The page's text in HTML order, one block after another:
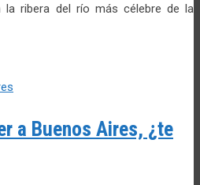
la ribera del río más célebre de la
a Buenos Aires, ¿te